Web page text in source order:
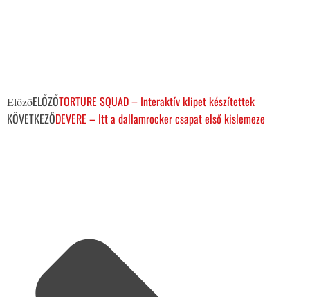
ElőzőELŐZŐTORTURE SQUAD – Interaktív klipet készítettek
KÖVETKEZŐDEVERE – Itt a dallamrocker csapat első kislemeze